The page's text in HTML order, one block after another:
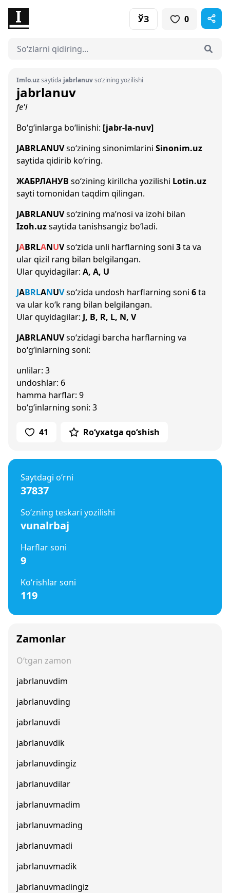
ЎЗ 0
Imlo.uzsaytida jabrlanuvso‘zining yozilishi
jabrlanuv
fe'l
Bo‘g‘inlarga bo‘linishi: [jabr-la-nuv]
JABRLANUVso‘zining sinonimlarini Sinonim.uz
saytida qidirib ko‘ring.
ЖАБРЛАНУВ so‘zining kirillcha yozilishi Lotin.uz
sayti tomonidan taqdim qilingan.
JABRLANUVso‘zining ma’nosi va izohi bilan
Izoh.uzsaytida tanishsangiz bo‘ladi.
JABRLANUVso‘zida unli harflarning soni 3ta va
ular qizil rang bilan belgilangan.
Ular quyidagilar: A, A, U
JABRLANUVso‘zida undosh harflarning soni 6ta
va ular ko‘k rang bilan belgilangan.
Ular quyidagilar: J, B, R, L, N, V
JABRLANUVso‘zidagi barcha harflarning va
bo‘g‘inlarning soni:
unlilar: 3
undoshlar: 6
hamma harflar: 9
bo‘g‘inlarning soni: 3
41 Ro‘yxatga qo‘shish
Saytdagi o‘rni
37837
So‘zning teskari yozilishi
vunalrbaj
Harflar soni
9
Ko‘rishlar soni
119
Zamonlar
O‘tgan zamon
jabrlanuvdim
jabrlanuvding
jabrlanuvdi
jabrlanuvdik
jabrlanuvdingiz
jabrlanuvdilar
jabrlanuvmadim
jabrlanuvmading
jabrlanuvmadi
jabrlanuvmadik
jabrlanuvmadingiz